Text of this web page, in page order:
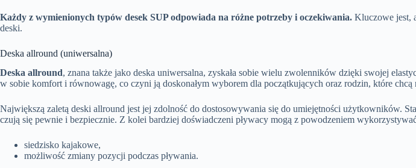
Każdy z wymienionych typów desek SUP odpowiada na różne potrzeby i oczekiwania. Kluczowe jest,
deski.
Deska allround (uniwersalna)
Deska allround, znana także jako deska uniwersalna, zyskała sobie wielu zwolenników dzięki swojej
w sobie komfort i równowagę, co czyni ją doskonałym wyborem dla początkujących oraz rodzin, które chcą
Największą zaletą deski allround jest jej zdolność do dostosowywania się do umiejętności użytkowników.
czują się pewnie i bezpiecznie. Z kolei bardziej doświadczeni pływacy mogą z powodzeniem
siedzisko kajakowe,
możliwość zmiany pozycji podczas pływania.